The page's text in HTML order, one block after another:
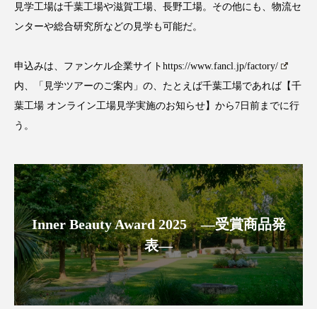
セラミド保湿 セルフケア
デジタルデトックス デトックス
ドライヤー 温度 髪 ダメージ ナイアシンアミド
ナイトプロテイン ナイトルーティン 金木犀
パーソナライズ バーチャルメイク
見学工場は千葉工場や滋賀工場、長野工場。その他にも、物流セ
ンターや総合研究所などの見学も可能だ。
申込みは、ファンケル企業サイト https://www.fancl.jp/factory/
内、「見学ツアーのご案内」の、たとえば千葉工場であれば【千
葉工場 オンライン工場見学実施のお知らせ】から7日前までに行
う。
Inner Beauty Award 2025 ―受賞商品発
表―